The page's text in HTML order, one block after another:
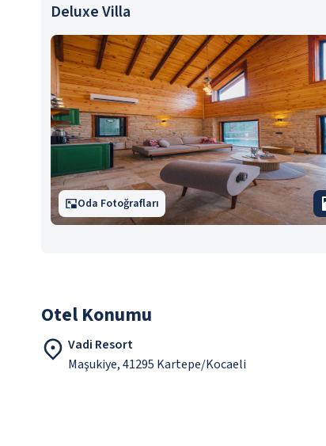
Deluxe Villa
Oda Fotoğrafları
Otel Konumu
Vadi Resort
Maşukiye, 41295 Kartepe/Kocaeli